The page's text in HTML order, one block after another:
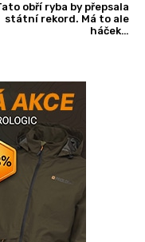
obří ryba by přepsala
státní rekord. Má to ale
háček…